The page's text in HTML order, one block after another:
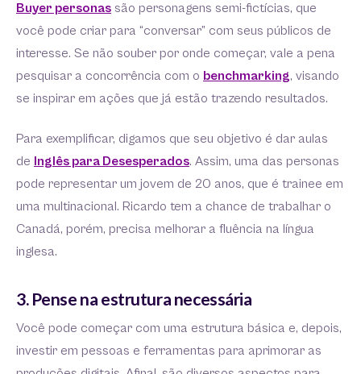
Buyer personas são personagens semi-fictícias, que
você pode criar para “conversar” com seus públicos de
interesse. Se não souber por onde começar, vale a pena
pesquisar a concorrência com o benchmarking, visando
se inspirar em ações que já estão trazendo resultados.
Para exemplificar, digamos que seu objetivo é dar aulas
de Inglês para Desesperados. Assim, uma das personas
pode representar um jovem de 20 anos, que é trainee em
uma multinacional. Ricardo tem a chance de trabalhar o
Canadá, porém, precisa melhorar a fluência na língua
inglesa.
3. Pense na estrutura necessária
Você pode começar com uma estrutura básica e, depois,
investir em pessoas e ferramentas para aprimorar as